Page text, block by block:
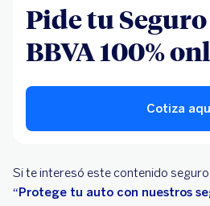
Pide tu
BBVA 100%
Cotiza
Si te interesó este contenido
“Protege tu auto con nuestros